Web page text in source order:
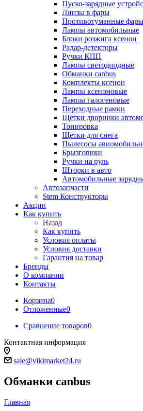
Пуско-зарядные
Линзы в фары
Противотуманные фары
Лампы автомобильные
Блоки розжига ксенон
Радар-детекторы
Ручки КПП
Лампы светодиодные
Обманки canbus
Комплекты ксенон
Лампы ксеноновые
Лампы галогеновые
Переходные рамки
Щетки дворники
Тонировка
Щетки для снега
Пылесосы
Брызговики
Ручки на руль
Шторки в авто
Автомобильные
Автозапчасти
Stem Конструкторы
Акции
Как купить
Назад
Как купить
Условия оплаты
Условия доставки
Гарантия на товар
Бренды
О компании
Контакты
Корзина0
Отложенные0
Сравнение товаров0
Контактная информация
sale@vikimarket24.ru
Обманки canbus
Главная